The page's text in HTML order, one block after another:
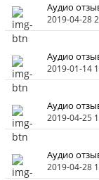
Аудио
2019-04-28
Аудио
2019-01-14
Аудио
2019-04-25
Аудио
2019-04-28